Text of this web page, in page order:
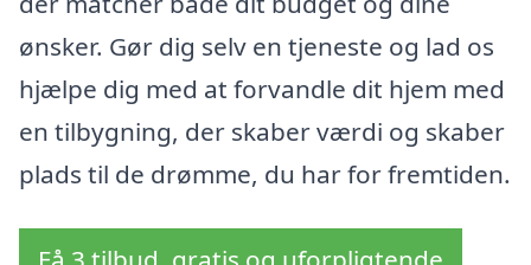
ønsker. Gør dig selv en tjeneste og lad os
hjælpe dig med at forvandle dit hjem med
en tilbygning, der skaber værdi og skaber
plads til de drømme, du har for fremtiden.